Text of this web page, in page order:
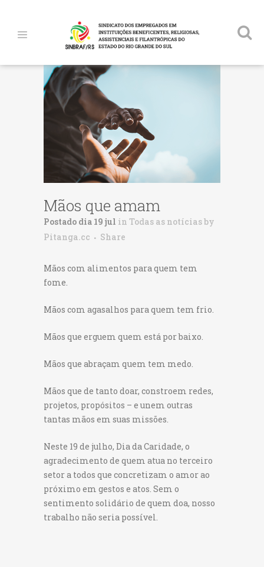
Mãos que amam
Postado dia 19 jul in Todas as notíciasby
Pitanga.cc
Share
Mãos com alimentos para quem tem
fome.
Mãos com agasalhos para quem tem frio.
Mãos que erguem quem está por baixo.
Mãos que abraçam quem tem medo.
Mãos que de tanto doar, constroem redes,
projetos, propósitos – e unem outras
tantas mãos em suas missões.
Neste 19 de julho, Dia da Caridade, o
agradecimento de quem atua no terceiro
setor a todos que concretizam o amor ao
próximo em gestos e atos. Sem o
sentimento solidário de quem doa, nosso
trabalho não seria possível.